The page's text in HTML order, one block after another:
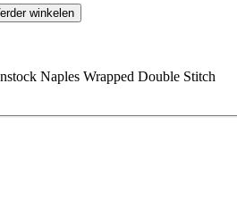
winkelen
Naples Wrapped Double Stitch